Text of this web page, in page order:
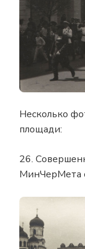
Несколько
площади:
26.
МинЧерМета